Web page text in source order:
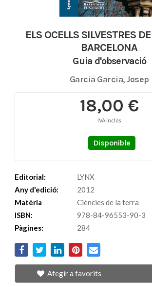
ELS OCELLS SILVESTRES
BARCELONA
Guia d'observació
Garcia Garcia, Josep
18,00 €
IVA inclós
Disponible
Editorial:
LYNX
Any d'edició:
2012
Matèria
Ciències de la terra
ISBN:
978-84-96553-90-3
Pàgines:
284
Afegir a favorits